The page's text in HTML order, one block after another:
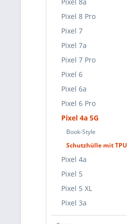
Pixel 8 Pro
Pixel 7
Pixel 7a
Pixel 7 Pro
Pixel 6
Pixel 6a
Pixel 6 Pro
Pixel 4a 5G
Book-Style
Schutzhülle mit TPU
Pixel 4a
Pixel 5
Pixel 5 XL
Pixel 3a